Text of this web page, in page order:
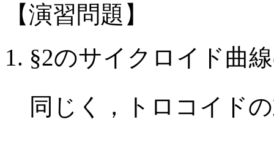
【演習問題】
§2のサイクロイド曲
同じく，トロコイ